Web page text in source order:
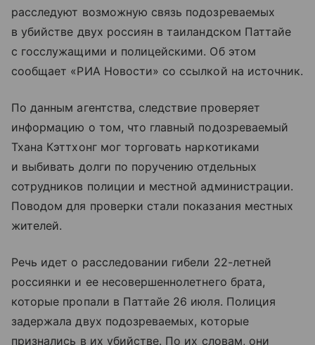
расследуют возможную связь подозреваемых
в убийстве двух россиян в таиландском Паттайе
с госслужащими и полицейскими. Об этом
сообщает «РИА Новости» со ссылкой на источник.
По данным агентства, следствие проверяет
информацию о том, что главный подозреваемый
Тхана Кэттхонг мог торговать наркотиками
и выбивать долги по поручению отдельных
сотрудников полиции и местной администрации.
Поводом для проверки стали показания местных
жителей.
Речь идет о расследовании гибели 22-летней
россиянки и ее несовершеннолетнего брата,
которые пропали в Паттайе 26 июля. Полиция
задержала двух подозреваемых, которые
признались в их убийстве. По их словам, они